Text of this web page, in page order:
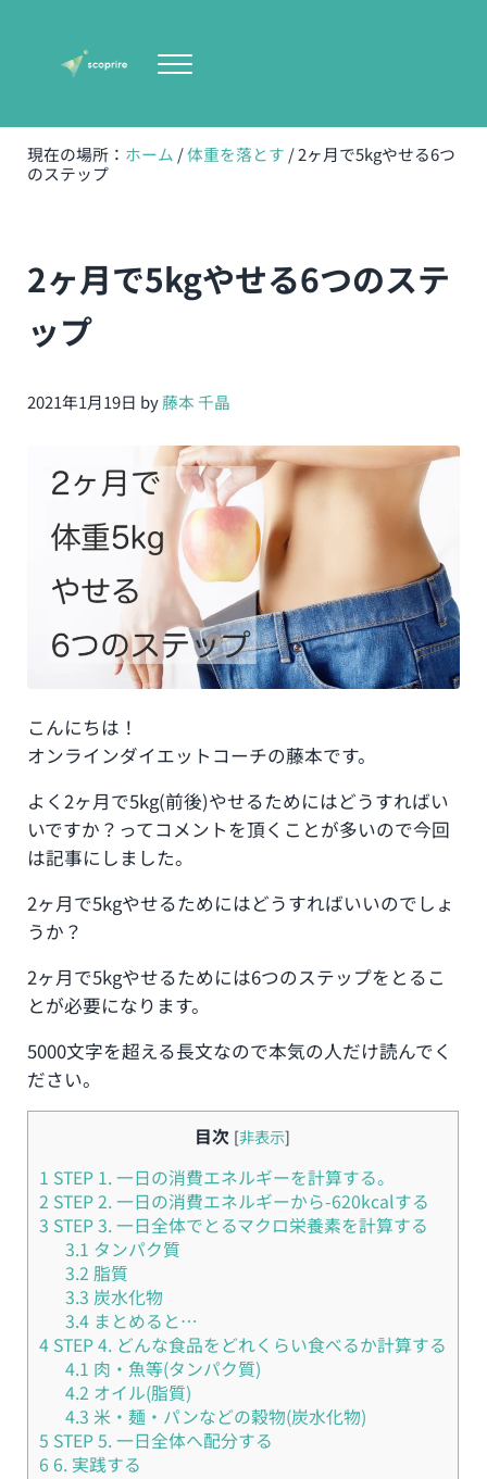
Menu
現在の場所： ホーム /体重を落とす /2ヶ月で5kgやせる6つ
のステップ
2ヶ月で5kgやせる6つのステ
ップ
2021年1月19日 by藤本 千晶
こんにちは！
オンラインダイエットコーチの藤本です。
よく2ヶ月で5kg(前後)やせるためにはどうすればい
いですか？ってコメントを頂くことが多いので今回
は記事にしました。
2ヶ月で5kgやせるためにはどうすればいいのでしょ
うか？
2ヶ月で5kgやせるためには6つのステップをとるこ
とが必要になります。
5000文字を超える長文なので本気の人だけ読んでく
ださい。
目次 [非表示]
1 STEP 1. 一日の消費エネルギーを計算する。
2 STEP 2. 一日の消費エネルギーから-620kcalする
3 STEP 3. 一日全体でとるマクロ栄養素を計算する
3.1 タンパク質
3.2 脂質
3.3 炭水化物
3.4まとめると…
4STEP 4. どんな食品をどれくらい食べるか計算する
4.1 肉・魚等(タンパク質)
4.2 オイル(脂質)
4.3 米・麺・パンなどの穀物(炭水化物)
5 STEP 5. 一日全体へ配分する
6 6. 実践する